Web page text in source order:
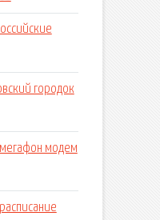
городок
мегафон модем